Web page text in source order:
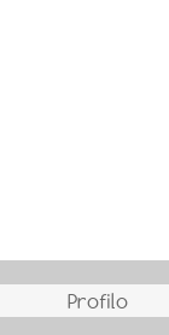
Profilo